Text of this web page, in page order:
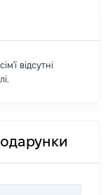
відсутні